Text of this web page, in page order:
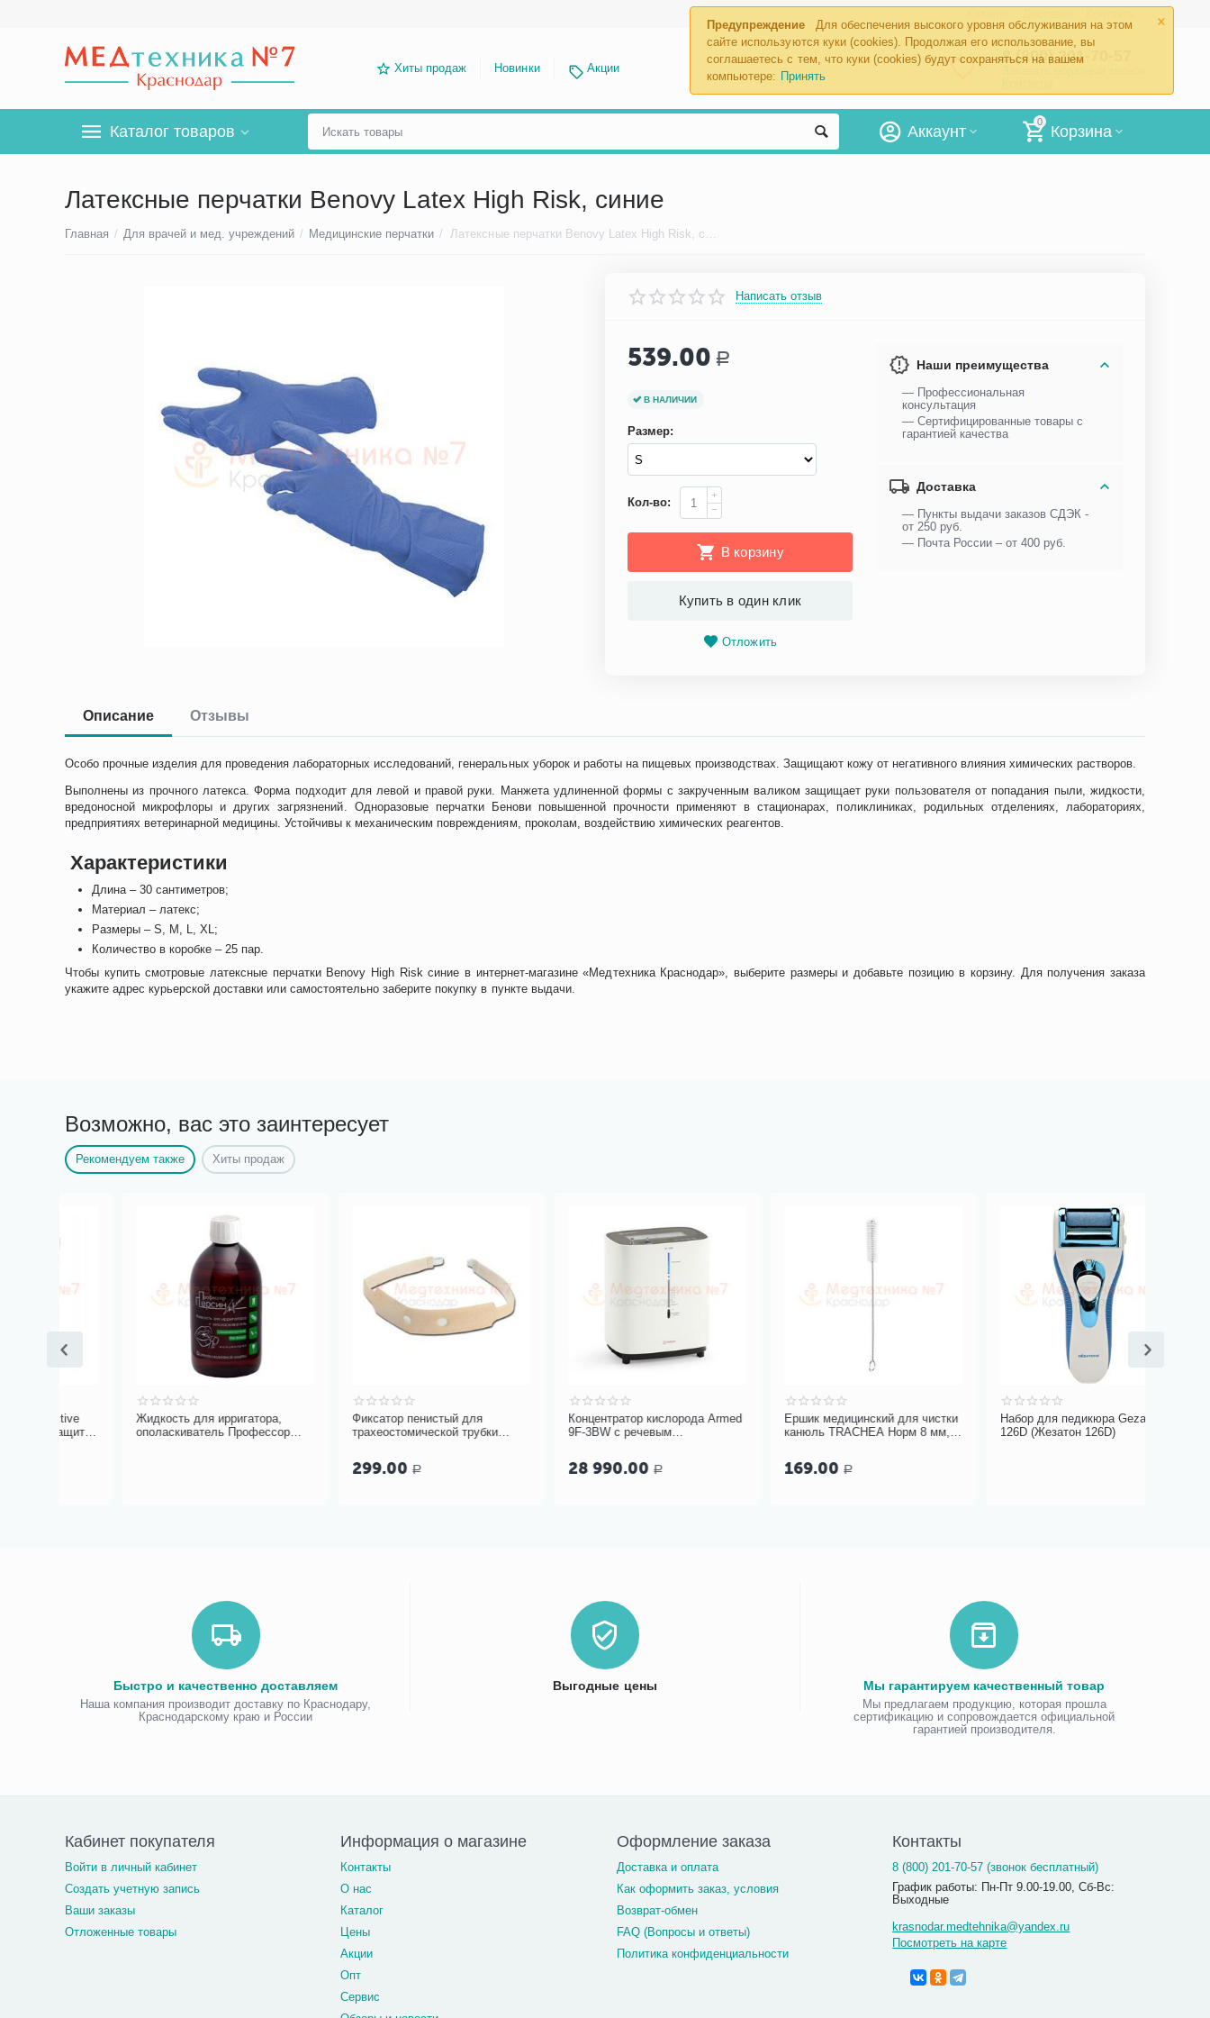
×
Предупреждение
Для обеспечения высокого уровня обслуживания на этом
сайте используются куки (cookies). Продолжая его использование, вы
соглашаетесь с тем, что куки (cookies) будут сохраняться на вашем
компьютере: Принять
Хиты продаж Новинки Акции
8 (800) 201-70-57
Каталог товаров
0
Корзина
Аккаунт
Латексные перчатки Benovy Latex High Risk, синие
Главная / Для врачей и мед. учреждений / Медицинские перчатки / Латексные перчатки Benovy Latex High Risk, синие
Написать отзыв
539.00 Р
В НАЛИЧИИ
Размер:
Кол-во:
+
−
В корзину
Купить в один клик
Отложить
Наши преимущества
— Профессиональная
консультация
— Сертифицированные товары с
гарантией качества
Доставка
— Пункты выдачи заказов СДЭК -
от 250 руб.
— Почта России – от 400 руб.
Описание Отзывы
Особо прочные изделия для проведения лабораторных исследований, генеральных уборок и работы на пищевых производствах. Защищают кожу от негативного влияния химических растворов.
Выполнены из прочного латекса. Форма подходит для левой и правой руки. Манжета удлиненной формы с закрученным валиком защищает руки пользователя от попадания пыли, жидкости,
вредоносной микрофлоры и других загрязнений. Одноразовые перчатки Бенови повышенной прочности применяют в стационарах, поликлиниках, родильных отделениях, лабораториях,
предприятиях ветеринарной медицины. Устойчивы к механическим повреждениям, проколам, воздействию химических реагентов.
Характеристики
Длина – 30 сантиметров;
Материал – латекс;
Размеры – S, M, L, XL;
Количество в коробке – 25 пар.
Чтобы купить смотровые латексные перчатки Benovy High Risk синие в интернет-магазине «Медтехника Краснодар», выберите размеры и добавьте позицию в корзину. Для получения заказа
укажите адрес курьерской доставки или самостоятельно заберите покупку в пункте выдачи.
Возможно, вас это заинтересует
Рекомендуем также Хиты продаж
Жидкость для ирригатора,
ополаскиватель Профессор
Фиксатор пенистый для
трахеостомической трубки
Р
Концентратор кислорода Аrmed
9F-3BW с речевым
28 990.00 Р
Ершик медицинский для чистки
канюль TRACHEA Норм 8 мм, 1
Р
Набор для педикюра Gezatone
126D (Жезатон 126D)
Быстро и качественно доставляем
Наша компания производит доставку по Краснодару,
Краснодарскому краю и России
Выгодные цены Мы гарантируем качественный товар
Мы предлагаем продукцию, которая прошла
сертификацию и сопровождается официальной
гарантией производителя.
Кабинет покупателя
Войти в личный кабинет
Создать учетную запись
Ваши заказы
Отложенные товары
Информация о магазине
Контакты
О нас
Каталог
Цены
Акции
Опт
Сервис
Оформление заказа
Доставка и оплата
Как оформить заказ, условия
Возврат-обмен
FAQ (Вопросы и ответы)
Политика конфиденциальности
Контакты
8 (800) 201-70-57 (звонок бесплатный)
График работы: Пн-Пт 9.00-19.00, Сб-Вс:
Выходные
krasnodar.medtehnika@yandex.ru
Посмотреть на карте